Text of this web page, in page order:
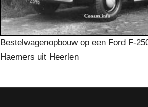
Bestelwagenopbouw op een Ford F-
Haemers uit Heerlen